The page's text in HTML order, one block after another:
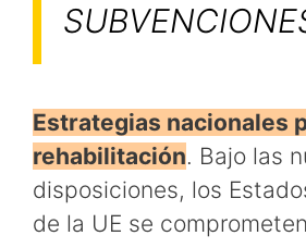
Estrategias nacionales
rehabilitación. Bajo las
disposiciones, los
de la UE se